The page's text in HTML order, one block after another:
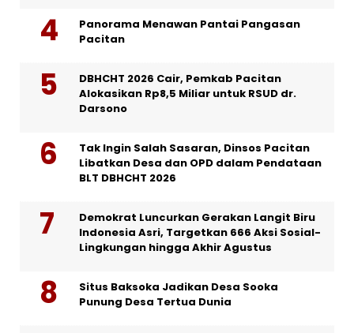
Panorama Menawan Pantai Pangasan
Pacitan
DBHCHT 2026 Cair, Pemkab Pacitan
Alokasikan Rp8,5 Miliar untuk RSUD dr.
Darsono
Tak Ingin Salah Sasaran, Dinsos Pacitan
Libatkan Desa dan OPD dalam Pendataan
BLT DBHCHT 2026
Demokrat Luncurkan Gerakan Langit Biru
Indonesia Asri, Targetkan 666 Aksi Sosial-
Lingkungan hingga Akhir Agustus
Situs Baksoka Jadikan Desa Sooka
Punung Desa Tertua Dunia